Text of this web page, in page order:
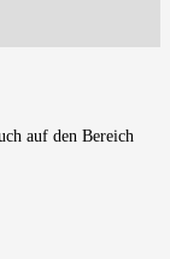
auf den Bereich